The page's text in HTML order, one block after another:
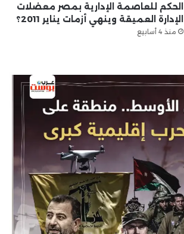
الحكم للعاصمة الإدارية بمصر معضلات
الإدارة العميقة وينهي أزمات يناير 2011؟
منذ 4 أسابيع